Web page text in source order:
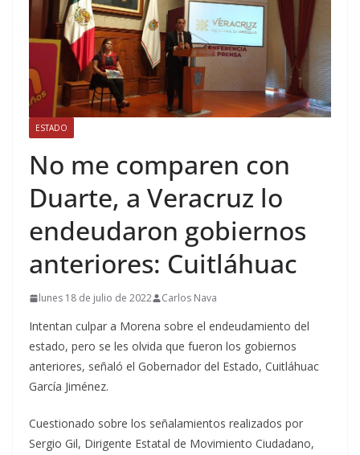
ESTADO
No me comparen con
Duarte, a Veracruz lo
endeudaron gobiernos
anteriores: Cuitláhuac
lunes 18 de julio de 2022 Carlos Nava
Intentan culpar a Morena sobre el endeudamiento del
estado, pero se les olvida que fueron los gobiernos
anteriores, señaló el Gobernador del Estado, Cuitláhuac
García Jiménez.
Cuestionado sobre los señalamientos realizados por
Sergio Gil, Dirigente Estatal de Movimiento Ciudadano,